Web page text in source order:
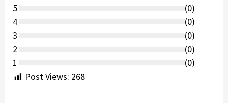
5
(0)
4
(0)
3
(0)
2
(0)
1
(0)
Post Views: 268